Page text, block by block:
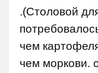
.(Столовой
чем
чем моркови.